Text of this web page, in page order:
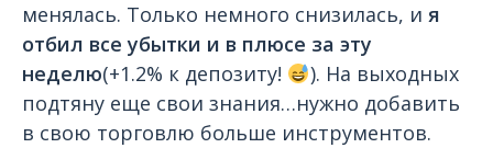
менялась. Только немного снизилась, и я
отбил все убытки и в плюсе за эту
неделю(+1.2% к депозиту!
). На выходных
подтяну еще свои знания…нужно добавить
в свою торговлю больше инструментов.